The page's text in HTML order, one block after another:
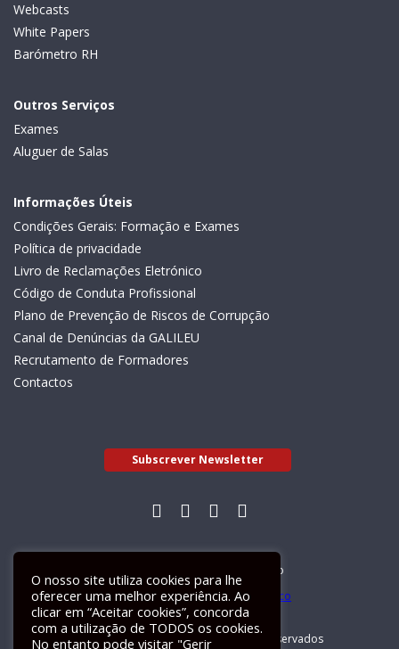
Webcasts
White Papers
Barómetro RH
Outros Serviços
Exames
Aluguer de Salas
Informações Úteis
Condições Gerais: Formação e Exames
Política de privacidade
Livro de Reclamações Eletrónico
Código de Conduta Profissional
Plano de Prevenção de Riscos de Corrupção
Canal de Denúncias da GALILEU
Recrutamento de Formadores
Contactos
Subscrever Newsletter
Livro de Reclamações Electrónico
GALILEU 2026 © Todos os direitos reservados
O nosso site utiliza cookies para lhe
oferecer uma melhor experiência. Ao
clicar em “Aceitar cookies”, concorda
com a utilização de TODOS os cookies.
No entanto pode visitar "Gerir